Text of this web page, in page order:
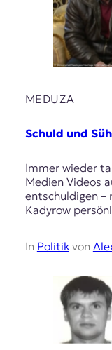
MEDUZA
Schuld und
Immer wieder
Medien Videos
entschuldigen –
Kadyrow
In Politikvon